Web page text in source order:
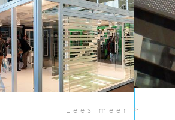
Lees meer >